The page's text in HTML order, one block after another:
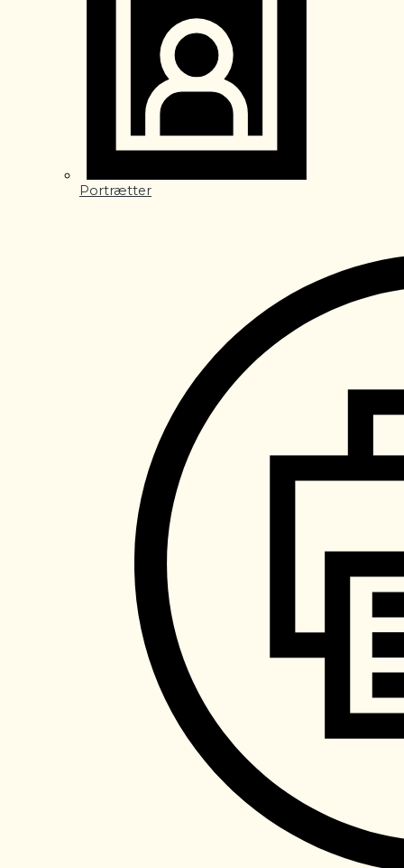
Portrætter